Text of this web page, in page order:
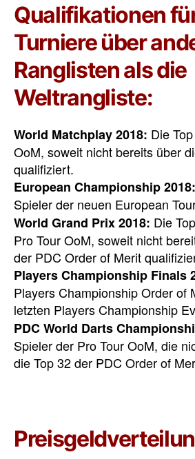
Qualifikationen
Turniere über
Ranglisten als die
Weltrangliste:
World Matchplay 2018: Die
OoM, soweit nicht bereits über
qualifiziert.
European Championship 2018:
Spieler der neuen European
World Grand Prix 2018: Die
Pro Tour OoM, soweit nicht
der PDC Order of Merit
Players Championship Finals
Players Championship Order of
letzten Players Championship
PDC World Darts
Spieler der Pro Tour OoM, die
die Top 32 der PDC Order of